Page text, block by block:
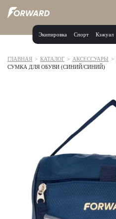
Экипировка Спорт Кэжуал
Москва и МО
Калининградская область (1)
Кемеровская область (2)
Краснодарский край (5)
Красноярский край (5)
Курская область (1)
Москва и МО (14)
ГЛАВНАЯ > КАТАЛОГ > АКСЕССУАРЫ >
СУМКА ДЛЯ ОБУВИ (СИНИЙ/СИНИЙ)